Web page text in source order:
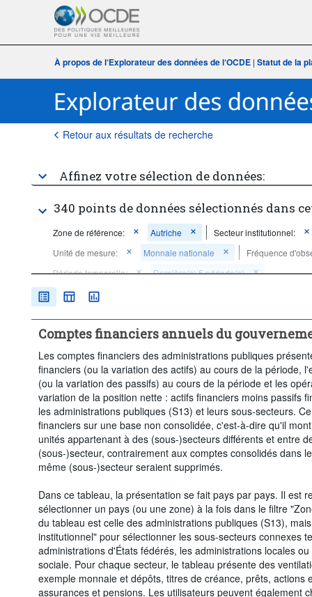
À propos de l‘Explorateur des données de l‘OCDE | Statut de la
Retour aux résultats de recherche
Affinez votre sélection de données:
340 points de données sélectionnés dans
Zone de référence: Autriche
Secteur institutionnel:
Unité de mesure:
Monnaie nationale
Fréquence
Période temporelle:
Dernière(s) 5 période(s)
Supprimer tout
Comptes financiers annuels du
Les comptes financiers des administrations publiques
financiers (ou la variation des actifs) au cours de la période,
(ou la variation des passifs) au cours de la période et les
variation de la position nette : actifs financiers moins passifs
les administrations publiques (S13) et leurs sous-secteurs.
financiers sur une base non consolidée, c'est-à-dire qu'il
unités appartenant à des (sous-)secteurs différents et entre
(sous-)secteur, contrairement aux comptes consolidés dans
même (sous-)secteur seraient supprimés.
Dans ce tableau, la présentation se fait pays par pays. Il est
sélectionner un pays (ou une zone) à la fois dans le filtre
du tableau est celle des administrations publiques (S13),
institutionnel" pour sélectionner les sous-secteurs connexes
administrations d'États fédérés, les administrations locales
sociale. Pour chaque secteur, le tableau présente des
exemple monnaie et dépôts, titres de créance, prêts, actions
assurances et pensions. Les utilisateurs peuvent également